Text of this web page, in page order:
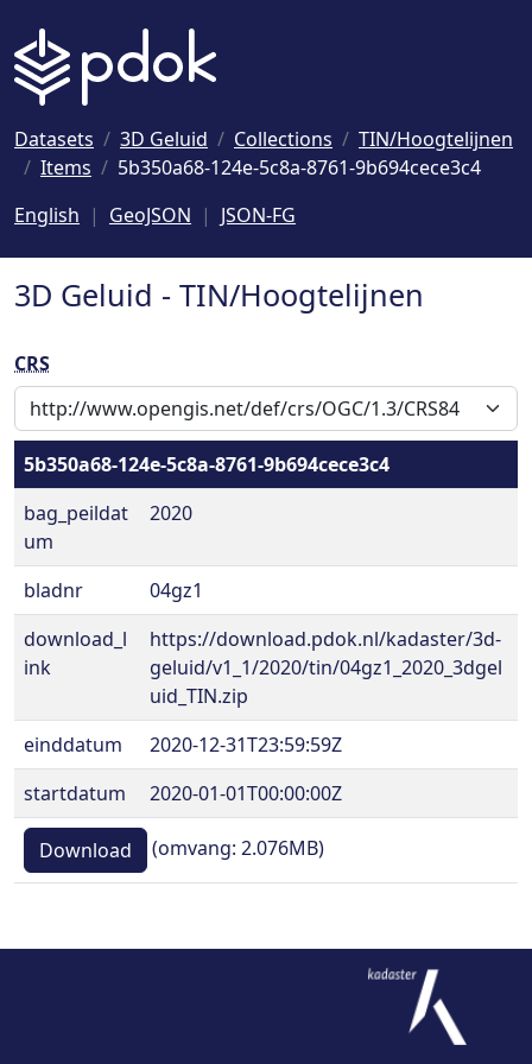
Datasets 3D Geluid Collections
TIN/Hoogtelijnen
Items
5b350a68-124e-5c8a-8761-9b694cece3c4
English
GeoJSON JSON-FG
3D Geluid - TIN/Hoogtelijnen
CRS
5b350a68-124e-5c8a-8761-9b694cece3c4
bag_peildat
um
2020
bladnr
04gz1
download_l
ink
https://download.pdok.nl/kadaster/3d-
geluid/v1_1/2020/tin/04gz1_2020_3dgel
uid_TIN.zip
einddatum
2020-12-31T23:59:59Z
startdatum
2020-01-01T00:00:00Z
Download (omvang: 2.076MB)